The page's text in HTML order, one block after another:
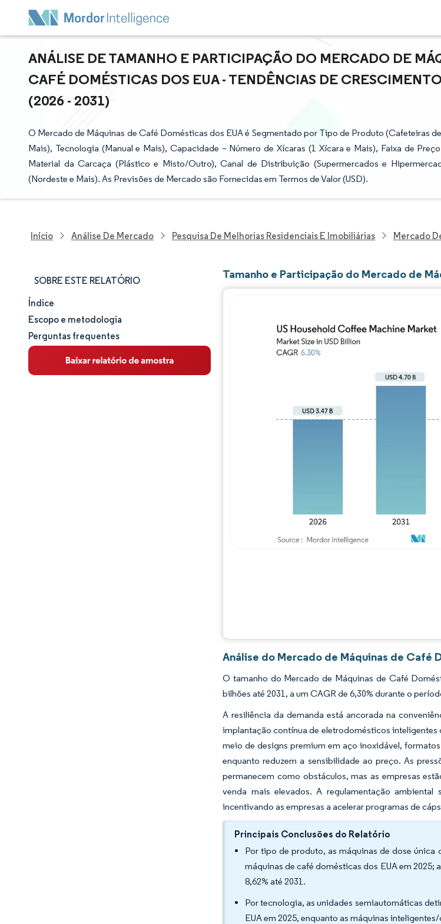
ANÁLISE DE TAMANHO E PARTICIPAÇÃO DO MERCADO DE
CAFÉ DOMÉSTICAS DOS EUA - TENDÊNCIAS DE
(2026 - 2031)
O Mercado de Máquinas de Café Domésticas dos EUA é Segmentado por Tipo de Produto (Cafeteiras
Mais), Tecnologia (Manual e Mais), Capacidade – Número de Xícaras (1 Xícara e Mais), Faixa de
Material da Carcaça (Plástico e Misto/Outro), Canal de Distribuição (Supermercados e
(Nordeste e Mais). As Previsões de Mercado são Fornecidas em Termos de Valor (USD).
Início Análise De Mercado Pesquisa De Melhorias Residenciais E Imobiliárias Mercado
SOBRE ESTE RELATÓRIO
Tamanho e participação de mercado
Análise de mercado
Tendências e insights
Índice
Escopo e metodologia
Perguntas frequentes
Tamanho e Participação do Mercado de
Imagem © Mordor
Análise do Mercado de Máquinas de Café
O tamanho do Mercado de Máquinas de Café
bilhões até 2031, a um CAGR de 6,30% durante o
A resiliência da demanda está ancorada na
implantação contínua de eletrodomésticos
meio de designs premium em aço inoxidável,
enquanto reduzem a sensibilidade ao preço. As
permanecem como obstáculos, mas as empresas
venda mais elevados. A regulamentação
incentivando as empresas a acelerar programas de
Principais Conclusões do Relatório
Por tipo de produto, as máquinas de dose
máquinas de café domésticas dos EUA em
8,62% até 2031.
Por tecnologia, as unidades semiautomáticas
EUA em 2025, enquanto as máquinas